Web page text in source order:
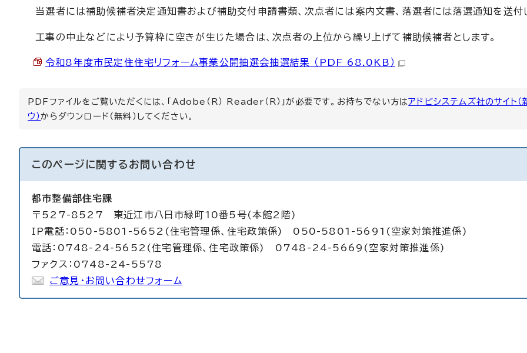
当選者には補助候補者決定通知書および補助交付申請書類、次点者には案内文書、落選者には落選通知を送付
工事の中止などにより予算枠に空きが生じた場合は、次点者の上位から繰り上げて補助候補者とします。
令和8年度市民定住住宅リフォーム事業公開抽選会抽選結果 （PDF 68.0KB）
PDFファイルをご覧いただくには、「Adobe（R） Reader（R）」が必要です。お持ちでない方はアドビシステムズ社のサイト（
ウ）からダウンロード（無料）してください。
このページに関する お問い合わせ
都市整備部住宅課
〒527-8527 東近江市八日市緑町10番5号(本館2階)
IP電話：050-5801-5652(住宅管理係、住宅政策係) 050-5801-5691(空家対策推進係)
電話：0748-24-5652(住宅管理係、住宅政策係) 0748-24-5669(空家対策推進係)
ファクス：0748-24-5578
ご意見・お問い合わせフォーム